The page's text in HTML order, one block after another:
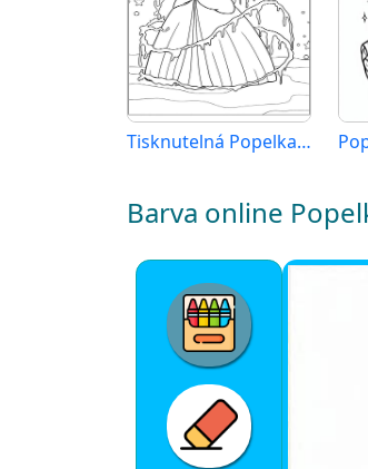
Tisknutelná Popelka Obrázek
Barva online